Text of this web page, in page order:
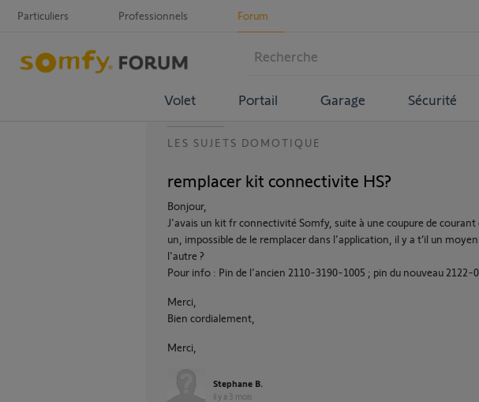
Particuliers Professionnels Forum
Volet Portail Garage Sécurité
LES SUJETS DOMOTIQUE
remplacer kit connectivite HS?
Bonjour,
J'avais un kit fr connectivité Somfy, suite à une coupure de courant
un, impossible de le remplacer dans l'application, il y a t’il un
l'autre ?
Pour info : Pin de l'ancien 2110-3190-1005 ; pin du nouveau 2122-
Merci,
Bien cordialement,
Merci,
Stephane B.
il y a 3 mois